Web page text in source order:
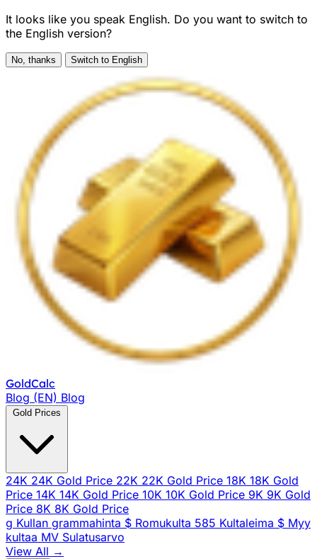
It looks like you speak English. Do you want to switch to
the English version?
No, thanks Switch to English
GoldCalc
Blog (EN) Blog
Gold Prices
24K 24K Gold Price 22K 22K Gold Price 18K 18K Gold
Price 14K 14K Gold Price 10K 10K Gold Price 9K 9K Gold
Price 8K 8K Gold Price
g Kullan grammahinta $ Romukulta 585 Kultaleima $ Myy
kultaa MV Sulatusarvo
View All →